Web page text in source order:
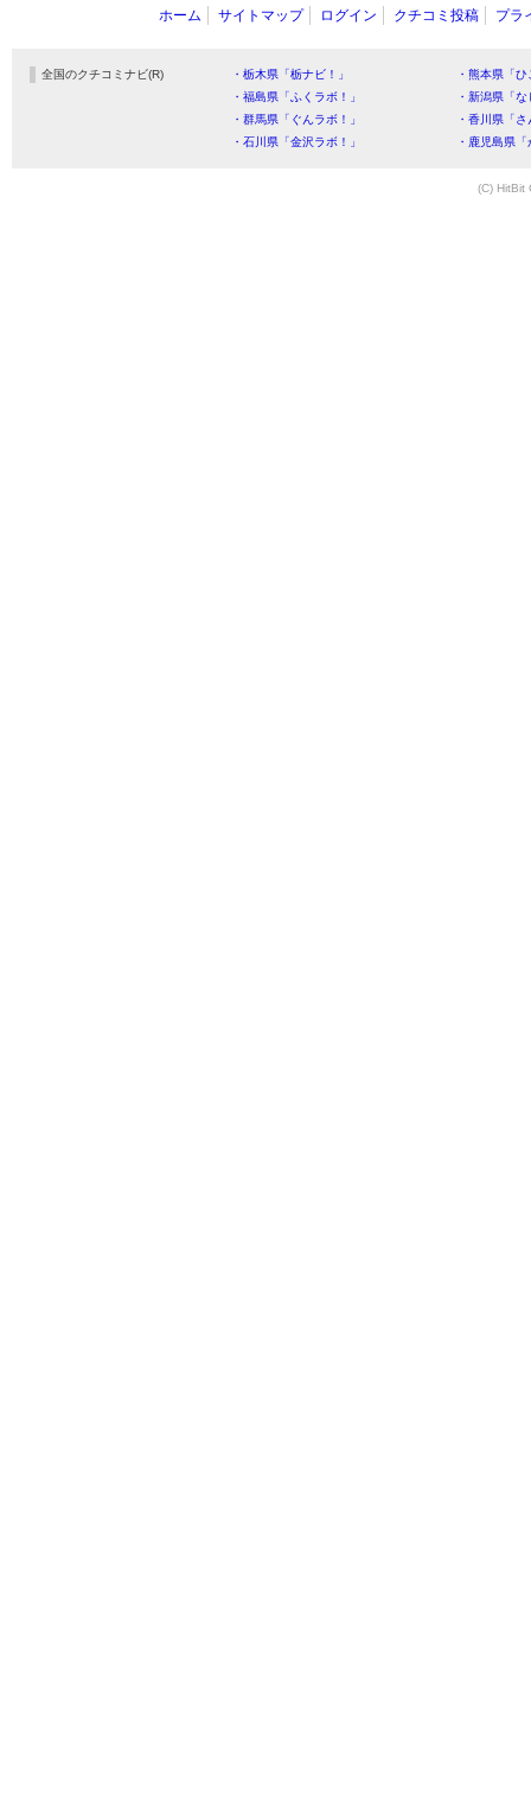
ホーム サイトマップ ログイン クチコミ投稿 プラ
全国のクチコミナビ(R) ・栃木県「栃ナビ！」
・熊本県「
・福島県「ふくラボ！」
・新潟県「
・群馬県「ぐんラボ！」
・香川県「
・石川県「金沢ラボ！」
・鹿児島県
(C) HitBit